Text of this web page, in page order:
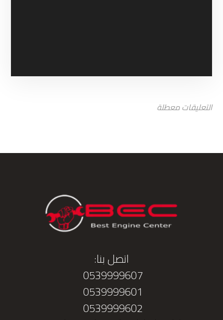
التعليقات معطلة
اتصل بنا:
0539999607
0539999601
0539999602